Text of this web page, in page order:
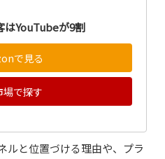
はYouTubeが9割
で見る
場で探す
ルと位置づける理由や、プラ